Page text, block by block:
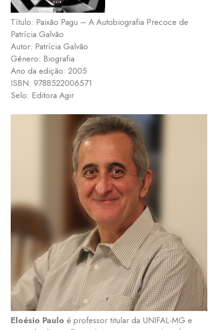
Título: Paixão Pagu – A Autobiografia Precoce de
Patrícia Galvão
Autor: Patrícia Galvão
Gênero: Biografia
Ano da edição: 2005
ISBN: 9788522006571
Selo: Editora Agir
Eloésio Paulo é professor titular da UNIFAL-MG e